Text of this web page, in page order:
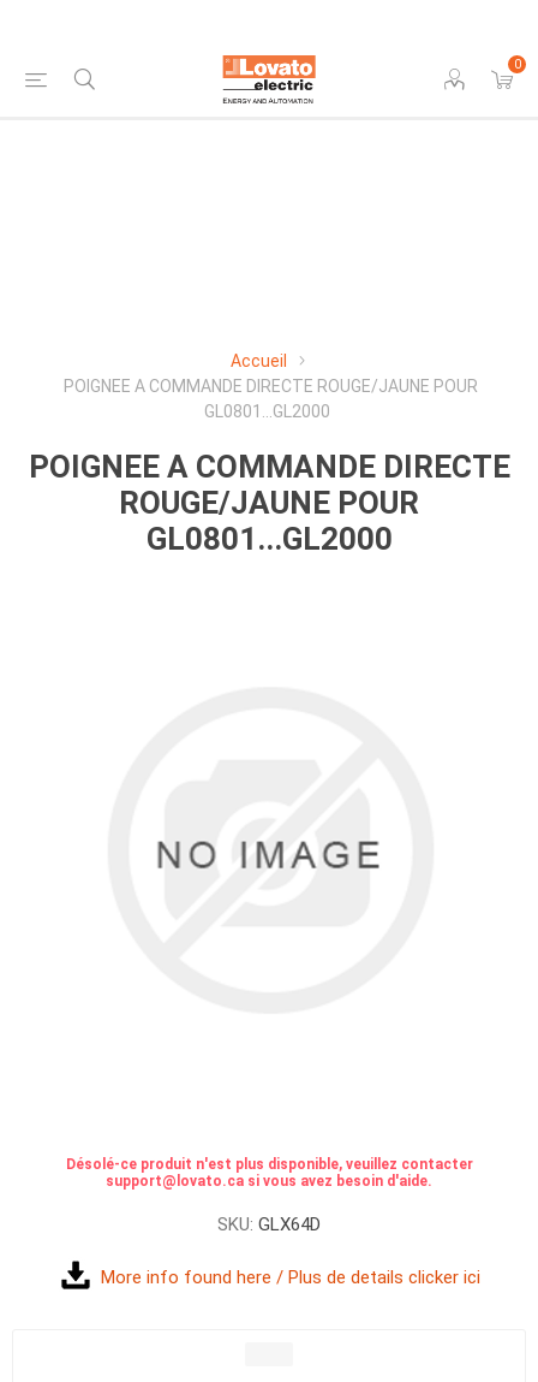
0
Accueil
POIGNEE A COMMANDE DIRECTE ROUGE/JAUNE POUR
GL0801...GL2000
POIGNEE A COMMANDE DIRECTE
ROUGE/JAUNE POUR
GL0801...GL2000
Désolé-ce produit n'est plus disponible, veuillez contacter
support@lovato.ca si vous avez besoin d'aide.
SKU: GLX64D
More info found here / Plus de details clicker ici